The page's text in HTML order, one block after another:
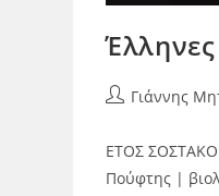
Γιάννης
ΕΤΟΣ
Πούφτης |